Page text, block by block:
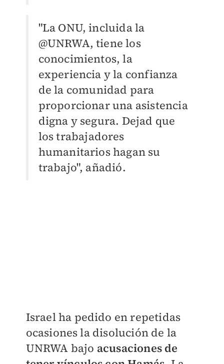
"La ONU, incluida la
@UNRWA, tiene los
conocimientos, la
experiencia y la confianza
de la comunidad para
proporcionar una asistencia
digna y segura. Dejad que
los trabajadores
humanitarios hagan su
trabajo", añadió.
Israel ha pedido en repetidas
ocasiones la disolución de la
UNRWA bajo acusaciones de